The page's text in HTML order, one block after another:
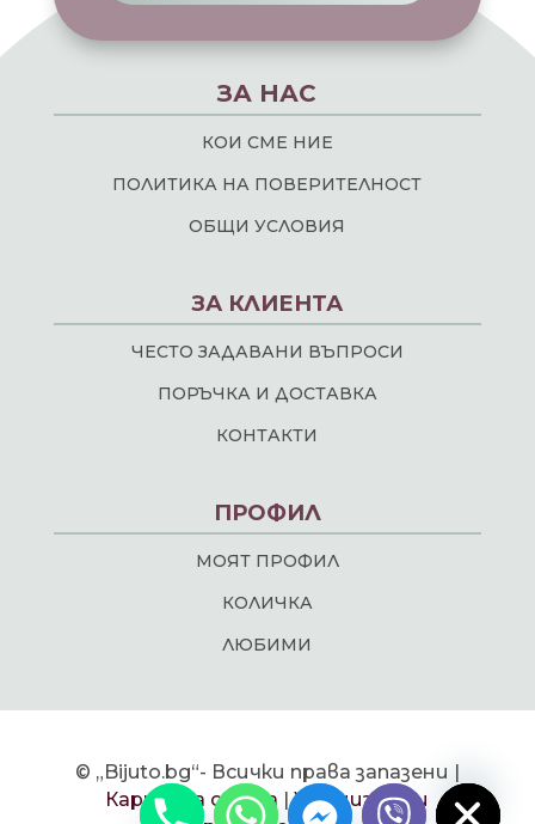
ЗА НАС
КОИ СМЕ НИЕ
ПОЛИТИКА НА ПОВЕРИТЕЛНОСТ
ОБЩИ УСЛОВИЯ
ЗА КЛИЕНТА
ЧЕСТО ЗАДАВАНИ ВЪПРОСИ
ПОРЪЧКА И ДОСТАВКА
КОНТАКТИ
ПРОФИЛ
МОЯТ ПРОФИЛ
КОЛИЧКА
ЛЮБИМИ
© „Bijuto.bg“- Всички права запазени |
Карта на сайта |Уеб дизайн и
Hide